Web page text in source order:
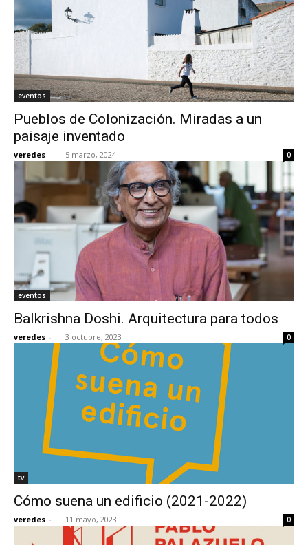
eventos
Pueblos de Colonización. Miradas a un
paisaje inventado
veredes - 5 marzo, 2024 0
eventos
Balkrishna Doshi. Arquitectura para todos
veredes - 3 octubre, 2023 0
tv
Cómo suena un edificio (2021-2022)
veredes - 11 mayo, 2023 0